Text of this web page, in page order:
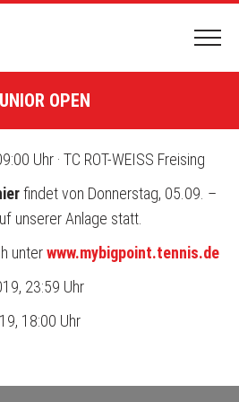
OPEN
Uhr · TC ROT-WEISS Freising
findet von Donnerstag, 05.09. –
unserer Anlage statt.
unterwww.mybigpoint.tennis.de
23:59 Uhr
18:00 Uhr